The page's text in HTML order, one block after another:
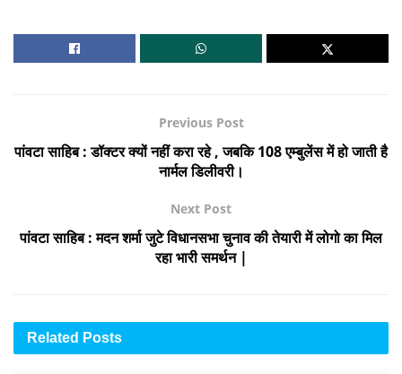
Previous Post
पांवटा साहिब : डॉक्टर क्यों नहीं करा रहे , जबकि 108 एम्बुलेंस में हो जाती है
नार्मल डिलीवरी।
Next Post
पांवटा साहिब : मदन शर्मा जुटे विधानसभा चुनाव की तेयारी में लोगो का मिल
रहा भारी समर्थन |
Related Posts